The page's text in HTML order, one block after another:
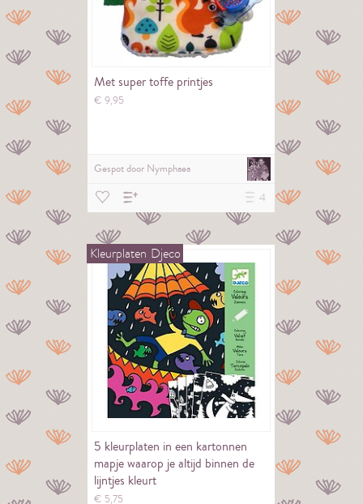
Met super toffe printjes
€9,95
Gespot door Nymphaea
4
Kleurplaten Djeco
5 kleurplaten in een kartonnen
mapje waarop je altijd binnen de
lijntjes kleurt
€ 5,75